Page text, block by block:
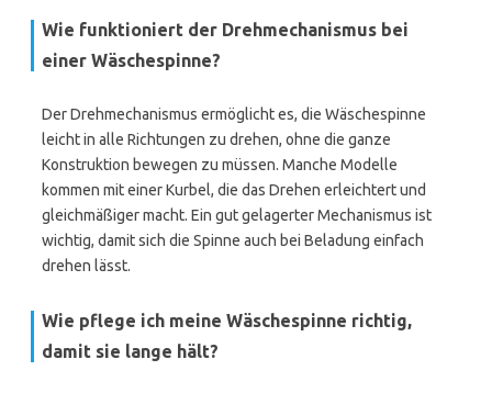
Wie funktioniert der Drehmechanismus bei
einer Wäschespinne?
Der Drehmechanismus ermöglicht es, die Wäschespinne
leicht in alle Richtungen zu drehen, ohne die ganze
Konstruktion bewegen zu müssen. Manche Modelle
kommen mit einer Kurbel, die das Drehen erleichtert und
gleichmäßiger macht. Ein gut gelagerter Mechanismus ist
wichtig, damit sich die Spinne auch bei Beladung einfach
drehen lässt.
Wie pflege ich meine Wäschespinne richtig,
damit sie lange hält?